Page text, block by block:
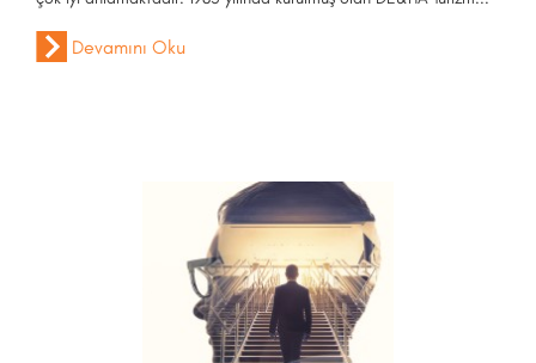
Devamını Oku